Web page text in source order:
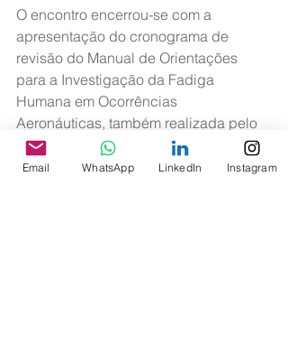
O encontro encerrou-se com a
apresentação do cronograma de
revisão do Manual de Orientações
para a Investigação da Fadiga
Humana em Ocorrências
Aeronáuticas, também realizada pelo
Cmte. Tulio. A previsão de finalização
dos trabalhos é fevereiro de 2020.
Email WhatsApp LinkedIn Instagram